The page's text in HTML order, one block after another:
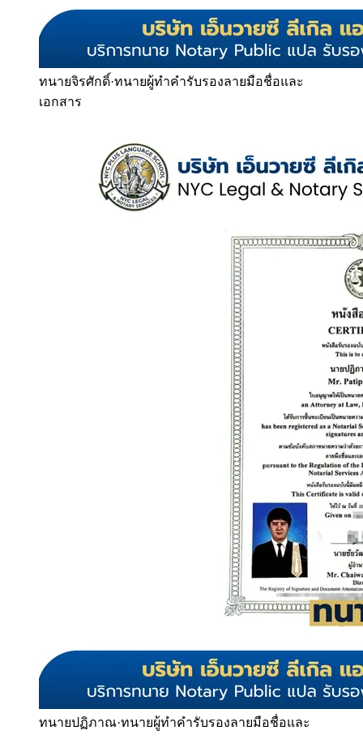
ทนายจิรศักดิ์·ทนายผู้ทำคำรับรองลายมือชื่อและ
เอกสาร
ทนายปฏิภาณ·ทนายผู้ทำคำรับรองลายมือชื่อและ